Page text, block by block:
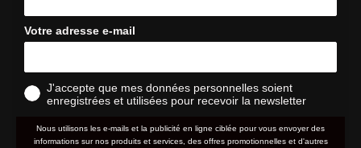
Votre adresse e-mail
J'accepte que mes données personnelles soient
enregistrées et utilisées pour recevoir la newsletter
Nous utilisons les e-mails et la publicité en ligne ciblée pour vous envoyer des
informations sur nos produits et services, des offres promotionnelles et d'autres